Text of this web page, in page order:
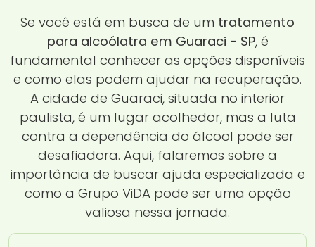
Se você está em busca de um tratamento
para alcoólatra em Guaraci - SP, é
fundamental conhecer as opções disponíveis
e como elas podem ajudar na recuperação.
A cidade de Guaraci, situada no interior
paulista, é um lugar acolhedor, mas a luta
contra a dependência do álcool pode ser
desafiadora. Aqui, falaremos sobre a
importância de buscar ajuda especializada e
como a Grupo ViDA pode ser uma opção
valiosa nessa jornada.